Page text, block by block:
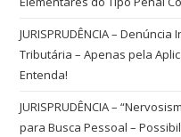
JURISPRUDÊNCIA –
Tributária – Apenas pela
Entenda!
JURISPRUDÊNCIA –
para Busca Pessoal –